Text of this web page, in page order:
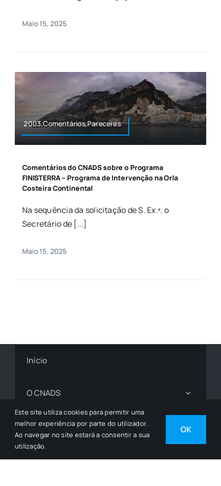
Maio 15, 2025
2003,Comentários,Pareceres
Comentários do CNADS sobre o Programa
FINISTERRA – Programa de Intervenção na Orla
Costeira Continental
Na sequência da solicitação de S. Ex.ª. o
Secretário de [...]
Maio 15, 2025
Início
O CNADS
Notícias
ODSlocal
Este site utiliza cookies para permitir uma
melhor experiência por parte do utilizador.
Ao navegar no site estará a consentir a sua
utilização.
OK